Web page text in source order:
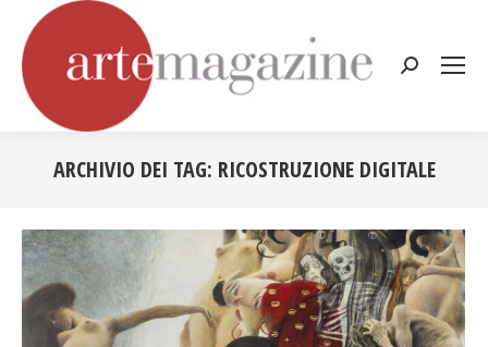
Cerca:
ARCHIVIO DEI TAG: RICOSTRUZIONE DIGITALE